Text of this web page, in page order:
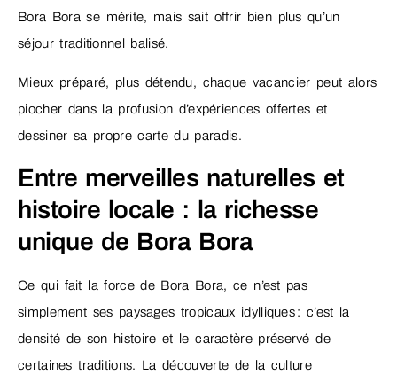
Bora Bora se mérite, mais sait offrir bien plus qu’un
séjour traditionnel balisé.
Mieux préparé, plus détendu, chaque vacancier peut alors
piocher dans la profusion d’expériences offertes et
dessiner sa propre carte du paradis.
Entre merveilles naturelles et
histoire locale : la richesse
unique de Bora Bora
Ce qui fait la force de Bora Bora, ce n’est pas
simplement ses paysages tropicaux idylliques : c’est la
densité de son histoire et le caractère préservé de
certaines traditions. La découverte de la culture